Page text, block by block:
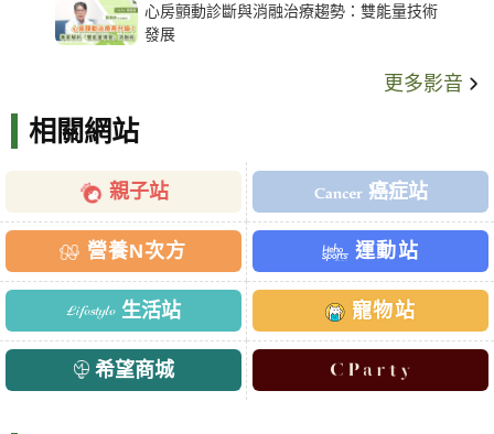
心房顫動診斷與消融治療趨勢：雙能量技術
發展
更多影音
相關網站
親子站 癌症站
營養N次方 運動站
生活站 寵物站
希望商城